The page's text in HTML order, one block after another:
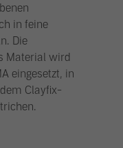
in feine
Die
Material wird
eingesetzt, in
Clayfix-